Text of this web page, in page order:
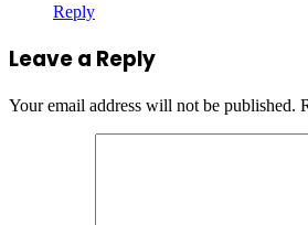
Reply
Leave a Reply
Your email address will not be published.